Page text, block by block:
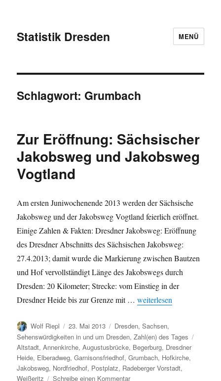
Statistik Dresden MENÜ
Schlagwort: Grumbach
Zur Eröffnung: Sächsischer
Jakobsweg und Jakobsweg
Vogtland
Am ersten Juniwochenende 2013 werden der Sächsische
Jakobsweg und der Jakobsweg Vogtland feierlich eröffnet.
Einige Zahlen & Fakten: Dresdner Jakobsweg: Eröffnung
des Dresdner Abschnitts des Sächsischen Jakobsweg:
27.4.2013; damit wurde die Markierung zwischen Bautzen
und Hof vervollständigt Länge des Jakobswegs durch
Dresden: 20 Kilometer; Strecke: vom Einstieg in der
Dresdner Heide bis zur Grenze mit …„Zur Eröffnung:
weiterlesen
Autor
Wolf Riepl
Veröffentlicht
am
23. Mai 2013 Kategorien
Dresden,Sachsen,
Sehenswürdigkeiten in und um Dresden,Zahl(en) des Tages
Altstadt,Annenkirche,Augustusbrücke, Begerburg, Dresdner
Heide, Elberadweg,Garnisonsfriedhof,Grumbach, Hofkirche,
Jakobsweg, Nordfriedhof, Postplatz, Radeberger Vorstadt,
Weißeritz
Schreibe einen Kommentarzu